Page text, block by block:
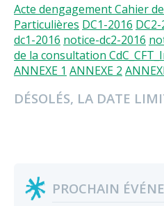
Acte dengagementCahier
Particulières DC1-2016
dc1-2016 notice-dc2-2016
de la consultation
ANNEXE 1 ANNEXE 2
DÉSOLÉS, LA DATE
PROCHAIN